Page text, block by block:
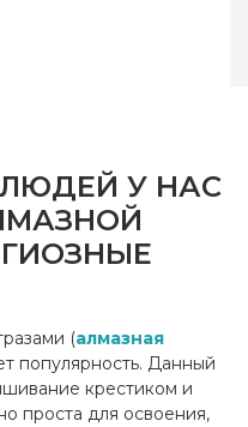
У НАС
(алмазная
популярность. Данный
крестиком и
проста для освоения,